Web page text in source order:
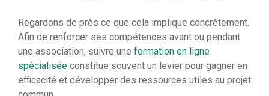
Regardons de près ce que cela implique concrètement.
Afin de renforcer ses compétences avant ou pendant
une association, suivre une formation en ligne
spécialisée constitue souvent un levier pour gagner en
efficacité et développer des ressources utiles au projet